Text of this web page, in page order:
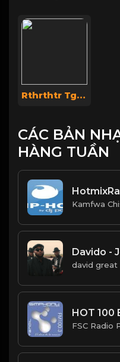
Rthrthtr Tgtrth
CÁC BẢN
HÀNG TUẦN
Kamfwa
david great
HOT 100
FSC Radio